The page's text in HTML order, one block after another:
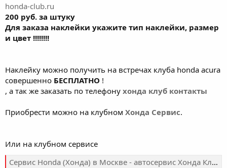
honda-club.ru
200 руб. за штуку
Для заказа наклейки укажите тип наклейки, размер
и цвет !!!!!!!!
Наклейку можно получить на встречах клуба honda acura
совершенно БЕСПЛАТНО !
, а так же заказать по телефону хонда клуб контакты
Приобрести можно на клубном Хонда Сервис.
Или на клубном сервисе
Сервис Honda (Хонда) в Москве - автосервис Хонда Клуб